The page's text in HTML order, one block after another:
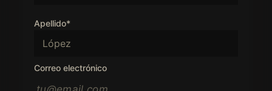
Apellido*
Correo electrónico